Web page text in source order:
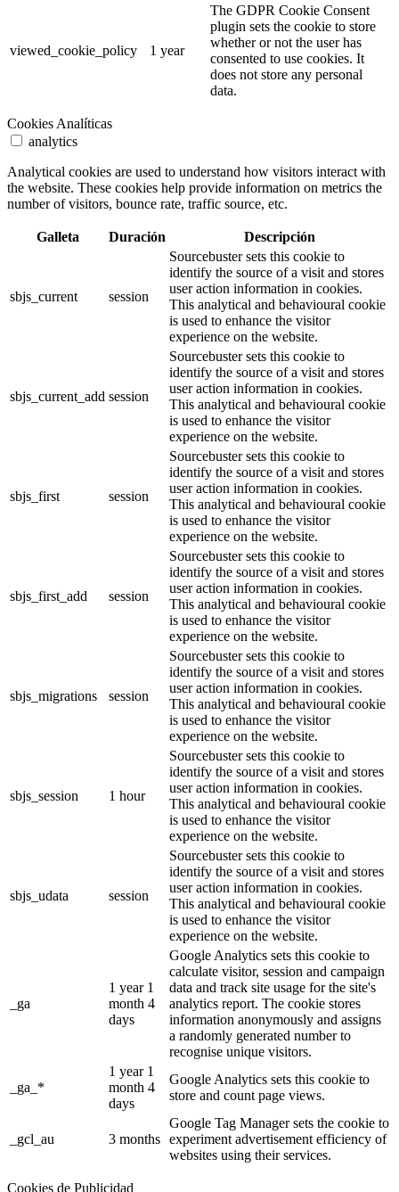
viewed_cookie_policy 1 year
The GDPR Cookie Consent
plugin sets the cookie to store
whether or not the user has
consented to use cookies. It
does not store any personal
data.
Cookies Analíticas
analytics
Analytical cookies are used to understand how visitors interact with
the website. These cookies help provide information on metrics the
number of visitors, bounce rate, traffic source, etc.
Galleta Duración Descripción
sbjs_current session
Sourcebuster sets this cookie to
identify the source of a visit and stores
user action information in cookies.
This analytical and behavioural cookie
is used to enhance the visitor
experience on the website.
sbjs_current_add session
Sourcebuster sets this cookie to
identify the source of a visit and stores
user action information in cookies.
This analytical and behavioural cookie
is used to enhance the visitor
experience on the website.
sbjs_first session
Sourcebuster sets this cookie to
identify the source of a visit and stores
user action information in cookies.
This analytical and behavioural cookie
is used to enhance the visitor
experience on the website.
sbjs_first_add session
Sourcebuster sets this cookie to
identify the source of a visit and stores
user action information in cookies.
This analytical and behavioural cookie
is used to enhance the visitor
experience on the website.
sbjs_migrations session
Sourcebuster sets this cookie to
identify the source of a visit and stores
user action information in cookies.
This analytical and behavioural cookie
is used to enhance the visitor
experience on the website.
sbjs_session 1 hour
Sourcebuster sets this cookie to
identify the source of a visit and stores
user action information in cookies.
This analytical and behavioural cookie
is used to enhance the visitor
experience on the website.
sbjs_udata session
Sourcebuster sets this cookie to
identify the source of a visit and stores
user action information in cookies.
This analytical and behavioural cookie
is used to enhance the visitor
experience on the website.
_ga
1 year 1
month 4
days
Google Analytics sets this cookie to
calculate visitor, session and campaign
data and track site usage for the site's
analytics report. The cookie stores
information anonymously and assigns
a randomly generated number to
recognise unique visitors.
_ga_*
1 year 1
month 4
days
Google Analytics sets this cookie to
store and count page views.
_gcl_au 3 months
Google Tag Manager sets the cookie to
experiment advertisement efficiency of
websites using their services.
Cookies de Publicidad